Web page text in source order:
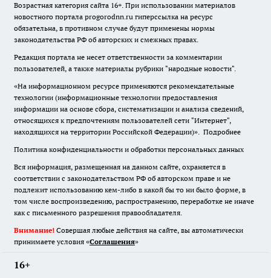
Возрастная категория сайта 16+. При использовании материалов
новостного портала progorodnn.ru гиперссылка на ресурс
обязательна, в противном случае будут применены нормы
законодательства РФ об авторских и смежных правах.
Редакция портала не несет ответственности за комментарии
пользователей, а также материалы рубрики "народные новости".
«На информационном ресурсе применяются рекомендательные
технологии (информационные технологии предоставления
информации на основе сбора, систематизации и анализа сведений,
относящихся к предпочтениям пользователей сети "Интернет",
находящихся на территории Российской Федерации)». Подробнее
Политика конфиденциальности и обработки персональных данных
Вся информация, размещенная на данном сайте, охраняется в
соответствии с законодательством РФ об авторском праве и не
подлежит использованию кем-либо в какой бы то ни было форме, в
том числе воспроизведению, распространению, переработке не иначе
как с письменного разрешения правообладателя.
Внимание! Совершая любые действия на сайте, вы автоматически
принимаете условия «Cоглашения»
16+